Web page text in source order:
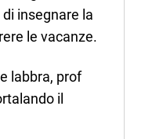
insegnare la
le vacanze.
labbra, prof
il